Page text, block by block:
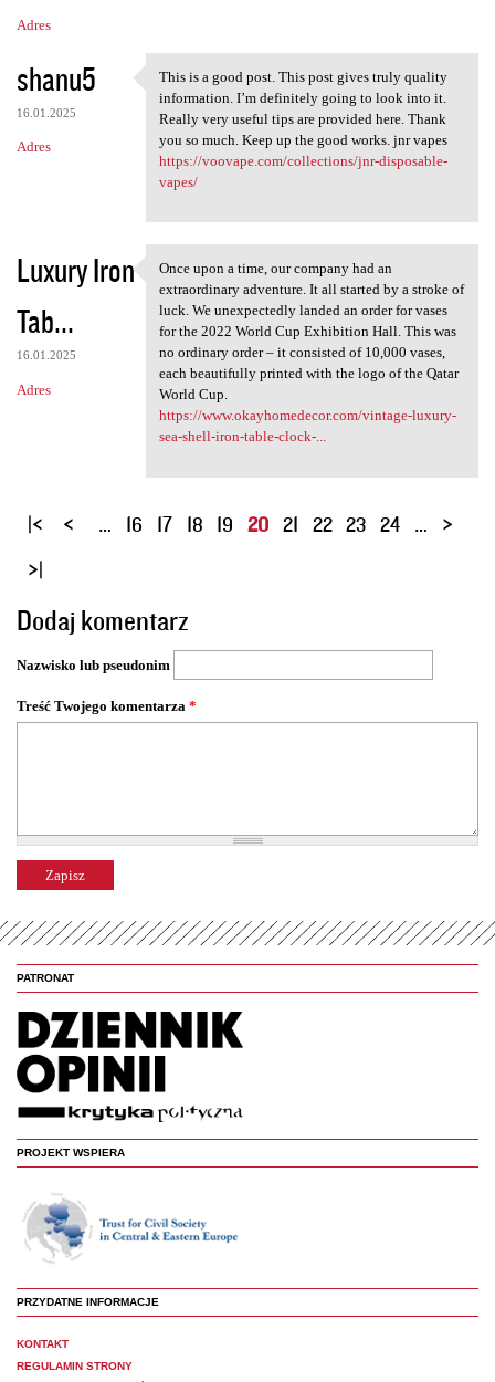
Adres
shanu5
16.01.2025
Adres
This is a good post. This
This is a good post. This post gives truly quality
information. I’m definitely going to look into it.
Really very useful tips are provided here. Thank
you so much. Keep up the good works. jnr vapes
https://voovape.com/collections/jnr-disposable-
vapes/
Luxury Iron
Tab...
16.01.2025
Adres
Once upon a time, our company
Once upon a time, our company had an
extraordinary adventure. It all started by a stroke of
luck. We unexpectedly landed an order for vases
for the 2022 World Cup Exhibition Hall. This was
no ordinary order – it consisted of 10,000 vases,
each beautifully printed with the logo of the Qatar
World Cup.
https://www.okayhomedecor.com/vintage-luxury-
sea-shell-iron-table-clock-...
S
o
n
y
… 16 17 18 19 20 21 22 23 24 …
Dodaj komentarz
Nazwisko lub pseudonim
Treść Twojego komentarza *
PATRONAT
PROJEKT WSPIERA
PRZYDATNE INFORMACJE
KONTAKT
REGULAMIN STRONY